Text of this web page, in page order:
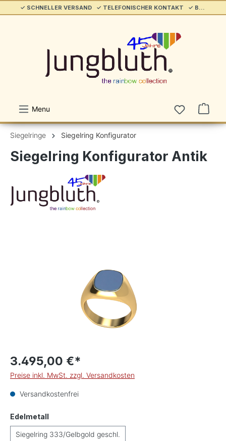
springen ✓ SCHNELLER VERSAND ✓ TELEFONISCHER KONTAKT ✓ BELIEBT & ETABLIERT ✓ SERVICE/HILFE
Menu
Siegelringe Siegelring Konfigurator
Siegelring Konfigurator Antik
3.495,00 €*
Preise inkl. MwSt. zzgl. Versandkosten
Versandkostenfrei
Edelmetall
Siegelring 333/Gelbgold geschl.